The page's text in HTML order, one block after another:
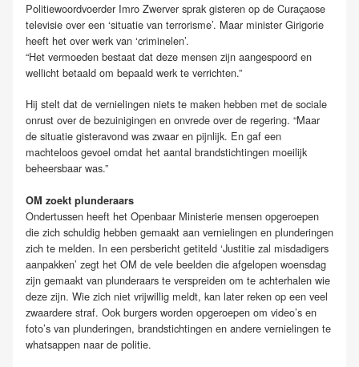
Politiewoordvoerder Imro Zwerver sprak gisteren op de Curaçaose
televisie over een ‘situatie van terrorisme’. Maar minister Girigorie
heeft het over werk van ‘criminelen’.
“Het vermoeden bestaat dat deze mensen zijn aangespoord en
wellicht betaald om bepaald werk te verrichten.”
Hij stelt dat de vernielingen niets te maken hebben met de sociale
onrust over de bezuinigingen en onvrede over de regering. “Maar
de situatie gisteravond was zwaar en pijnlijk. En gaf een
machteloos gevoel omdat het aantal brandstichtingen moeilijk
beheersbaar was.”
OM zoekt plunderaars
Ondertussen heeft het Openbaar Ministerie mensen opgeroepen
die zich schuldig hebben gemaakt aan vernielingen en plunderingen
zich te melden. In een persbericht getiteld ‘Justitie zal misdadigers
aanpakken’ zegt het OM de vele beelden die afgelopen woensdag
zijn gemaakt van plunderaars te verspreiden om te achterhalen wie
deze zijn. Wie zich niet vrijwillig meldt, kan later reken op een veel
zwaardere straf. Ook burgers worden opgeroepen om video’s en
foto’s van plunderingen, brandstichtingen en andere vernielingen te
whatsappen naar de politie.